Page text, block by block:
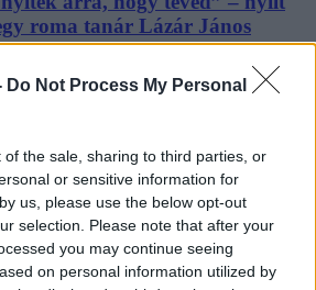
Do Not Process My Personal
of the sale, sharing to third parties, or
or sensitive information for
us, please use the below opt-out
selection. Please note that after your
you may continue seeing
on personal information utilized by
roma tanár Lázár János
30 éves roma tanár Lázár János építési és
miután a politikus egy lakossági
kapcsolatban.